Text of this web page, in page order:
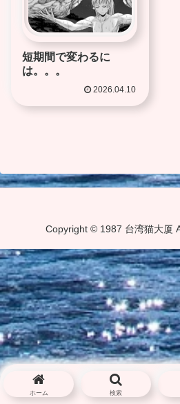
短期間で変わるに
は。。。
2026.04.10
Copyright © 1987 台湾猫大厦
ホーム 検索